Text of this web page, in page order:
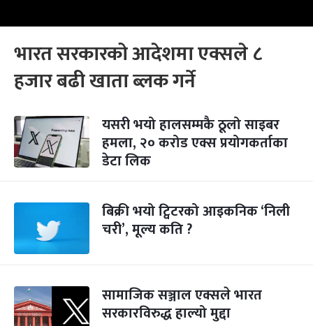
भारत सरकारको आदेशमा एक्सले ८
हजार बढी खाता ब्लक गर्ने
यसरी भयो हालसम्मकै ठूलो साइबर
हमला, २० करोड एक्स प्रयोगकर्ताका
डेटा लिक
बिक्री भयो ट्विटरको आइकनिक ‘निली
चरी’, मूल्य कति ?
सामाजिक सञ्जाल एक्सले भारत
सरकारविरुद्ध हाल्यो मुद्दा